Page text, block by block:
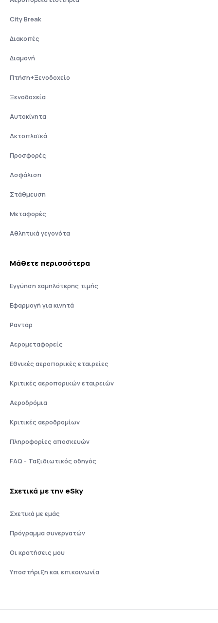
City Break
Διακοπές
Διαμονή
Πτήση+Ξενοδοχείο
Ξενοδοχεία
Αυτοκίνητα
Ακτοπλοϊκά
Προσφορές
Ασφάλιση
Στάθμευση
Μεταφορές
Αθλητικά γεγονότα
Μάθετε περισσότερα
Εγγύηση χαμηλότερης τιμής
Εφαρμογή για κινητά
Ραντάρ
Αερομεταφορείς
Εθνικές αεροπορικές εταιρείες
Κριτικές αεροπορικών εταιρειών
Αεροδρόμια
Κριτικές αεροδρομίων
Πληροφορίες αποσκευών
FAQ - Ταξιδιωτικός οδηγός
Σχετικά με την eSky
Σχετικά με εμάς
Πρόγραμμα συνεργατών
Οι κρατήσεις μου
Υποστήριξη και επικοινωνία